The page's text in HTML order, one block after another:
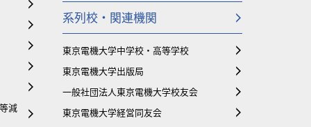
減
系列校・関連機関
東京電機大学中学校・高等学校
東京電機大学出版局
一般社団法人東京電機大学校友会
東京電機大学経営同友会